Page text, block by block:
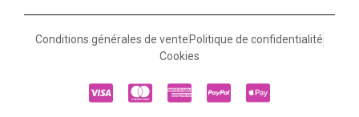
Conditions générales de vente Politique de confidentialité
Cookies